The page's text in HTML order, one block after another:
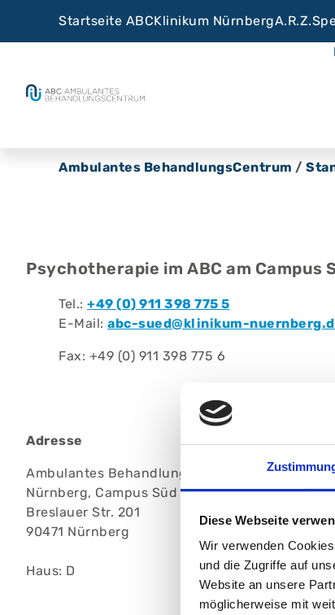
Diese Webseite
Wir verwenden
und die Zugriffe auf
Website an unsere
möglicherweise mit
Startseite ABCKlinikum NürnbergA.R.Z.
Ambulantes BehandlungsCentrum /
Psychotherapie im ABC am Campus
Tel.: +49 (0) 911 398 775 5
E-Mail: abc-sued@klinikum-
Fax: +49 (0) 911 398 775 6
Adresse
Ambulantes BehandlungsCentrum, Klinikum
Nürnberg, Campus Süd
Breslauer Str. 201
90471 Nürnberg
Haus: D